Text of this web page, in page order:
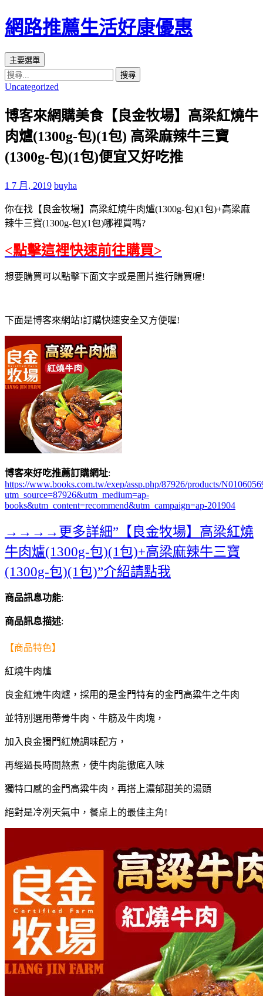
網路推薦生活好康優惠
搜
尋
主要選單
主
內
容
區
搜
尋
鍵
字:
Uncategorized
博客來網購美食【良金牧場】高梁紅燒牛
肉爐(1300g-包)(1包) 高梁麻辣牛三寶
(1300g-包)(1包)便宜又好吃推
1 7 月, 2019 buyha
你在找【良金牧場】高梁紅燒牛肉爐(1300g-包)(1包)+高梁麻
辣牛三寶(1300g-包)(1包)哪裡買嗎?
<點擊這裡快速前往購買>
想要購買可以點擊下面文字或是圖片進行購買喔!
下面是博客來網站!訂購快速安全又方便喔!
博客來好吃推薦訂購網址:
https://www.books.com.tw/exep/assp.php/87926/products/
utm_source=87926&utm_medium=ap-
books&utm_content=recommend&utm_campaign=ap-201904
→→→→更多詳細”【良金牧場】高梁紅燒
牛肉爐(1300g-包)(1包)+高梁麻辣牛三寶
(1300g-包)(1包)”介紹請點我
商品訊息功能:
商品訊息描述:
【商品特色】
紅燒牛肉爐
良金紅燒牛肉爐，採用的是金門特有的金門高粱牛之牛肉
並特別選用帶骨牛肉、牛筋及牛肉塊，
加入良金獨門紅燒調味配方，
再經過長時間熬煮，使牛肉能徹底入味
獨特口感的金門高粱牛肉，再搭上濃郁甜美的湯頭
絕對是冷冽天氣中，餐桌上的最佳主角!